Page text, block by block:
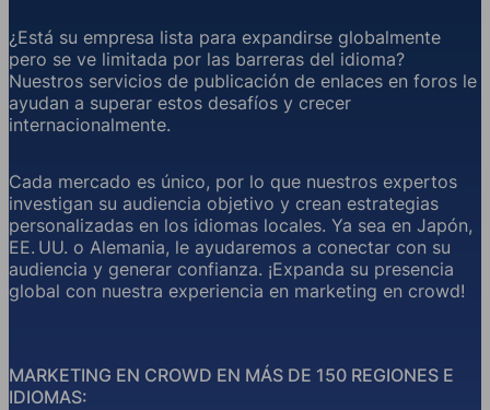
MARKETING EN CROWD EN MÁS DE 150 REGIONES E
IDIOMAS:
¿Está su empresa lista para expandirse globalmente
pero se ve limitada por las barreras del idioma?
Nuestros servicios de publicación de enlaces en foros le
ayudan a superar estos desafíos y crecer
internacionalmente.
Cada mercado es único, por lo que nuestros expertos
investigan su audiencia objetivo y crean estrategias
personalizadas en los idiomas locales. Ya sea en Japón,
EE. UU. o Alemania, le ayudaremos a conectar con su
audiencia y generar confianza. ¡Expanda su presencia
global con nuestra experiencia en marketing en crowd!